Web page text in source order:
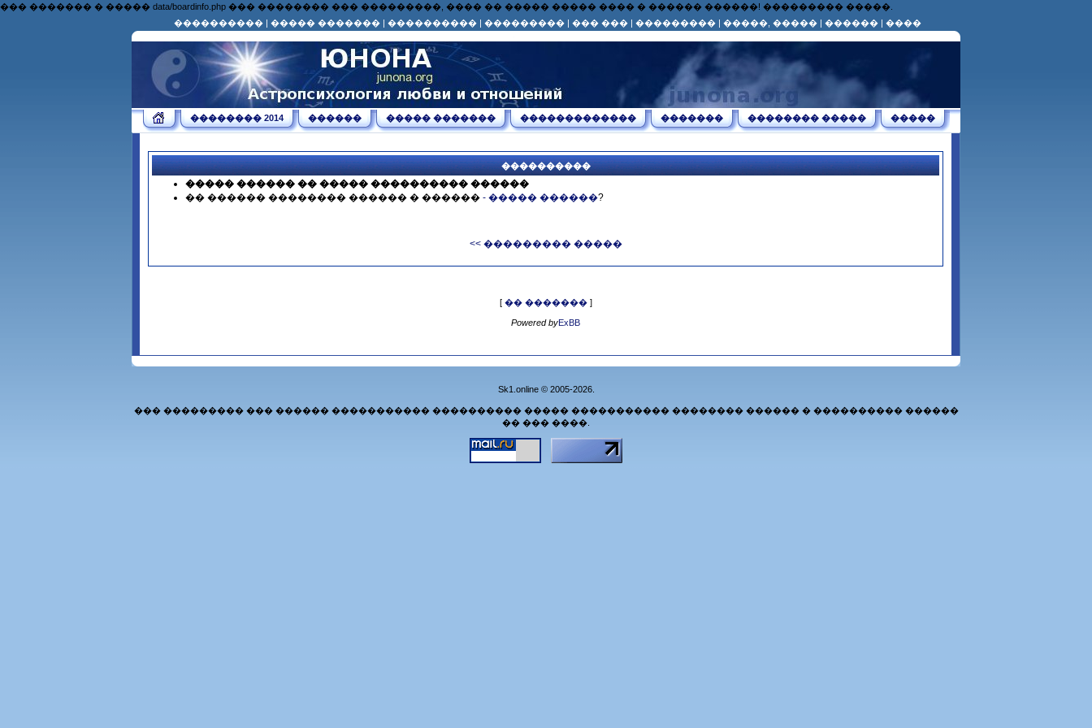
��� ������� � ����� data/boardinfo.php ��� �������� ��� ���������, ���� �� ����� ����� ���� � ������ ������! ��������� �����.
���������� | ����� ������� | ���������� | ��������� | ��� ��� | ��������� | �����, ����� | ������ | ����
�������� 2014 ������ ����� ������� ������������� ������� �������� ����� �����
����������
����� ������ �� ����� ���������� ������
�� ������ �������� ������ � ������ - ����� ������?
<< ��������� �����
[ �� �������]
Powered byExBB
Sk1.online © 2005-2026.
��� ��������� ��� ������ ����������� ���������� ����� ����������� �������� ������ � ���������� ������
�� ��� ����.